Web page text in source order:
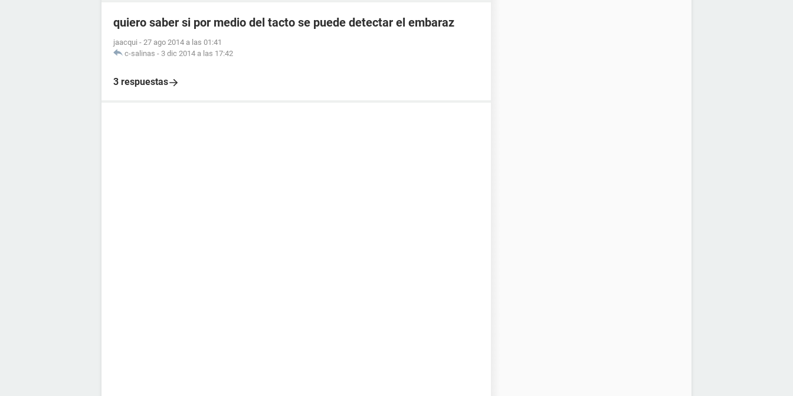
quiero saber si por medio del tacto se puede detectar el embaraz
jaacqui - 27 ago 2014 a las 01:41
c-salinas - 3 dic 2014 a las 17:42
3 respuestas